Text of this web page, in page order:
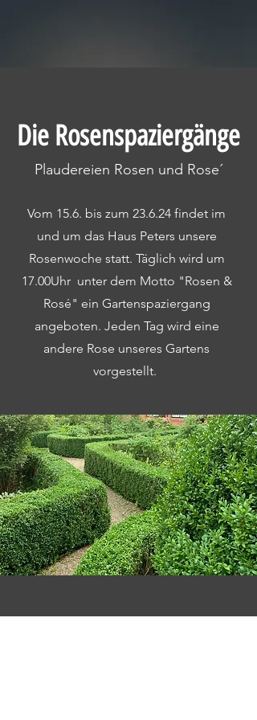
Die Rosenspaziergänge
Plaudereien Rosen und Rose´
Vom 15.6. bis zum 23.6.24 findet im
und um das Haus Peters unsere
Rosenwoche statt. Täglich wird um
17.00Uhr unter dem Motto "Rosen &
Rosé" ein Gartenspaziergang
angeboten. Jeden Tag wird eine
andere Rose unseres Gartens
vorgestellt.